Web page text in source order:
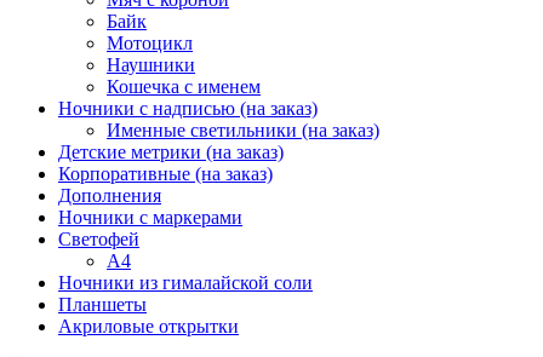
Байк
Мотоцикл
Наушники
Кошечка с именем
Ночники с надписью (на заказ)
Именные светильники (на заказ)
Детские метрики (на заказ)
Корпоративные (на заказ)
Дополнения
Ночники с маркерами
Светофей
А4
Ночники из гималайской соли
Планшеты
Акриловые открытки